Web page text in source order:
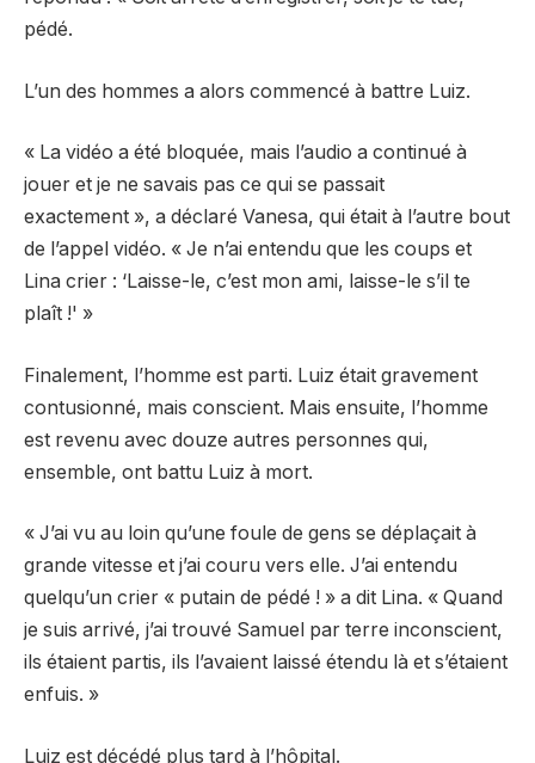
pédé.
L’un des hommes a alors commencé à battre Luiz.
« La vidéo a été bloquée, mais l’audio a continué à
jouer et je ne savais pas ce qui se passait
exactement », a déclaré Vanesa, qui était à l’autre bout
de l’appel vidéo. « Je n’ai entendu que les coups et
Lina crier : ‘Laisse-le, c’est mon ami, laisse-le s’il te
plaît !' »
Finalement, l’homme est parti. Luiz était gravement
contusionné, mais conscient. Mais ensuite, l’homme
est revenu avec douze autres personnes qui,
ensemble, ont battu Luiz à mort.
« J’ai vu au loin qu’une foule de gens se déplaçait à
grande vitesse et j’ai couru vers elle. J’ai entendu
quelqu’un crier « putain de pédé ! » a dit Lina. « Quand
je suis arrivé, j’ai trouvé Samuel par terre inconscient,
ils étaient partis, ils l’avaient laissé étendu là et s’étaient
enfuis. »
Luiz est décédé plus tard à l’hôpital.